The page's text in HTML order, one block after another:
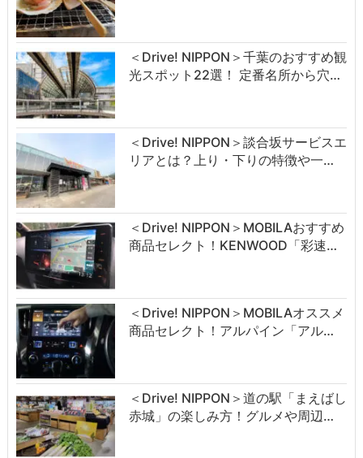
＜Drive! NIPPON＞千葉のおすすめ観
光スポット22選！ 定番名所から穴…
＜Drive! NIPPON＞談合坂サービスエ
リアとは？上り・下りの特徴や一…
＜Drive! NIPPON＞MOBILAおすすめ
商品セレクト！KENWOOD「彩速…
＜Drive! NIPPON＞MOBILAオススメ
商品セレクト！アルパイン「アル…
＜Drive! NIPPON＞道の駅「まえばし
赤城」の楽しみ方！グルメや周辺…